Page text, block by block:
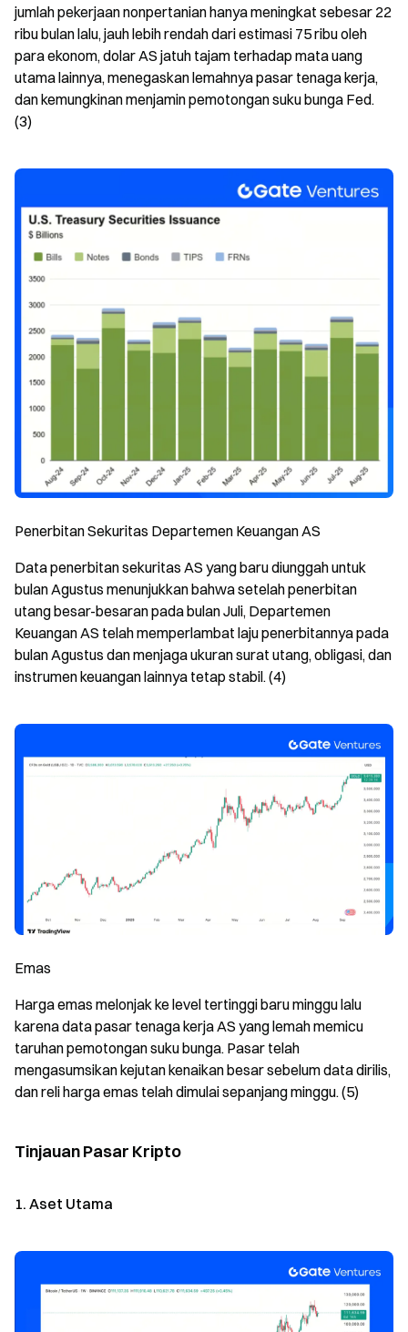
jumlah pekerjaan nonpertanian hanya meningkat sebesar 22
ribu bulan lalu, jauh lebih rendah dari estimasi 75 ribu oleh
para ekonom, dolar AS jatuh tajam terhadap mata uang
utama lainnya, menegaskan lemahnya pasar tenaga kerja,
dan kemungkinan menjamin pemotongan suku bunga Fed.
(3)
Penerbitan Sekuritas Departemen Keuangan AS
Data penerbitan sekuritas AS yang baru diunggah untuk
bulan Agustus menunjukkan bahwa setelah penerbitan
utang besar-besaran pada bulan Juli, Departemen
Keuangan AS telah memperlambat laju penerbitannya pada
bulan Agustus dan menjaga ukuran surat utang, obligasi, dan
instrumen keuangan lainnya tetap stabil. (4)
Emas
Harga emas melonjak ke level tertinggi baru minggu lalu
karena data pasar tenaga kerja AS yang lemah memicu
taruhan pemotongan suku bunga. Pasar telah
mengasumsikan kejutan kenaikan besar sebelum data dirilis,
dan reli harga emas telah dimulai sepanjang minggu. (5)
Tinjauan Pasar Kripto
1. Aset Utama